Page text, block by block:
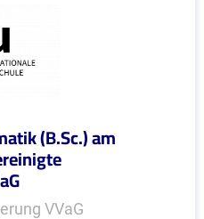
(B.Sc.) am
VVaG